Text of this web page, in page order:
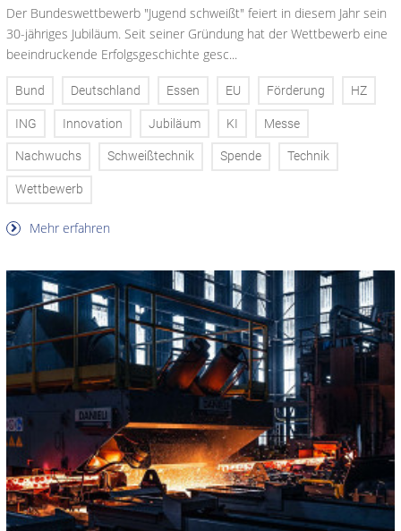
Der Bundeswettbewerb "Jugend schweißt" feiert in diesem Jahr sein
30-jähriges Jubiläum. Seit seiner Gründung hat der Wettbewerb eine
beeindruckende Erfolgsgeschichte gesc...
Bund Deutschland Essen EU Förderung HZ
ING Innovation Jubiläum KI Messe
Nachwuchs Schweißtechnik Spende Technik
Wettbewerb
Mehr erfahren